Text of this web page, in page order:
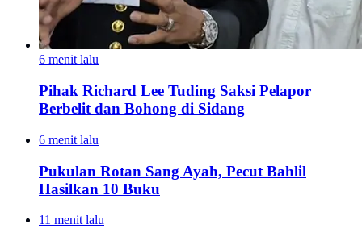
6 menit lalu
Pihak Richard Lee Tuding Saksi Pelapor
Berbelit dan Bohong di Sidang
6 menit lalu
Pukulan Rotan Sang Ayah, Pecut Bahlil
Hasilkan 10 Buku
11 menit lalu